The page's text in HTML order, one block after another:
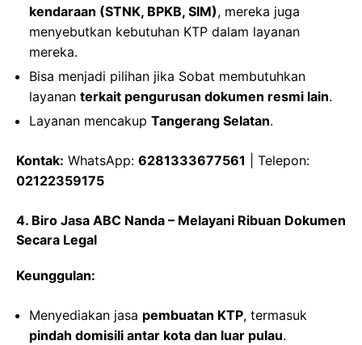
kendaraan (STNK, BPKB, SIM), mereka juga
menyebutkan kebutuhan KTP dalam layanan
mereka.
Bisa menjadi pilihan jika Sobat membutuhkan
layanan terkait pengurusan dokumen resmi lain.
Layanan mencakup Tangerang Selatan.
Kontak: WhatsApp: 6281333677561 | Telepon:
02122359175
4. Biro Jasa ABC Nanda – Melayani Ribuan Dokumen
Secara Legal
Keunggulan:
Menyediakan jasa pembuatan KTP, termasuk
pindah domisili antar kota dan luar pulau.